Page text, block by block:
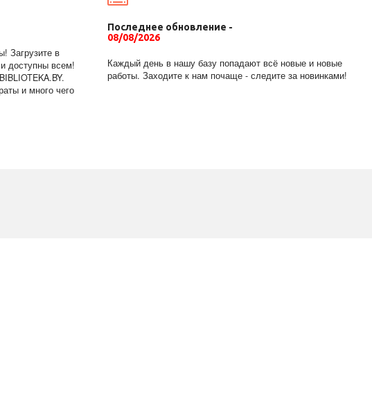
Загрузите в
доступны всем!
и много чего
Последнее обновление -
08/08/2026
Каждый день в нашу базу попадают всё новые и новые
работы. Заходите к нам почаще - следите за новинками!